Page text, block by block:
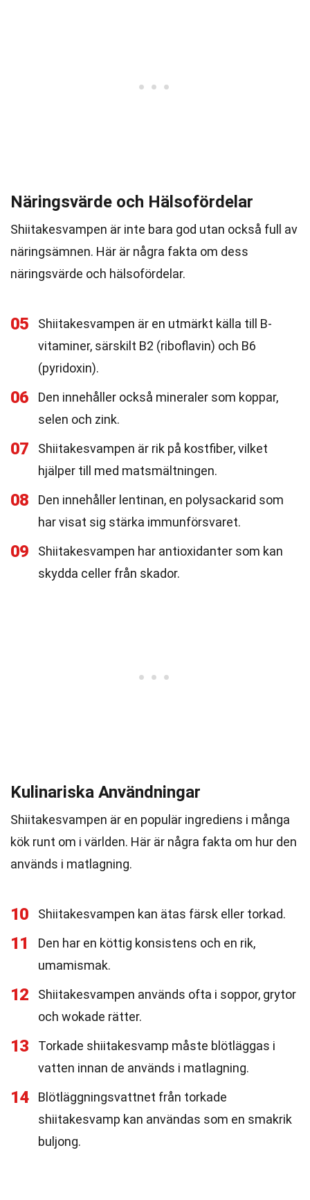
Näringsvärde och Hälsofördelar
Shiitakesvampen är inte bara god utan också full av
näringsämnen. Här är några fakta om dess
näringsvärde och hälsofördelar.
05
Shiitakesvampen är en utmärkt källa till B-
vitaminer, särskilt B2 (riboflavin) och B6
(pyridoxin).
06
Den innehåller också mineraler som koppar,
selen och zink.
07
Shiitakesvampen är rik på kostfiber, vilket
hjälper till med matsmältningen.
08
Den innehåller lentinan, en polysackarid som
har visat sig stärka immunförsvaret.
09
Shiitakesvampen har antioxidanter som kan
skydda celler från skador.
Kulinariska Användningar
Shiitakesvampen är en populär ingrediens i många
kök runt om i världen. Här är några fakta om hur den
används i matlagning.
10 Shiitakesvampen kan ätas färsk eller torkad.
11
Den har en köttig konsistens och en rik,
umamismak.
12
Shiitakesvampen används ofta i soppor, grytor
och wokade rätter.
13
Torkade shiitakesvamp måste blötläggas i
vatten innan de används i matlagning.
14
Blötläggningsvattnet från torkade
shiitakesvamp kan användas som en smakrik
buljong.